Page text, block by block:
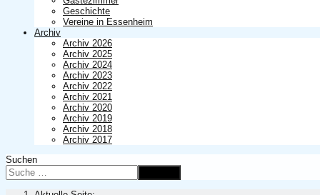
Geschichte
Vereine in Essenheim
Archiv
Archiv 2026
Archiv 2025
Archiv 2024
Archiv 2023
Archiv 2022
Archiv 2021
Archiv 2020
Archiv 2019
Archiv 2018
Archiv 2017
Suchen